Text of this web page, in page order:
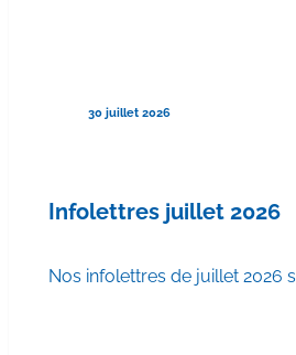
30 juillet 2026
Infolettres juillet 2026
Nos infolettres de juillet 2026